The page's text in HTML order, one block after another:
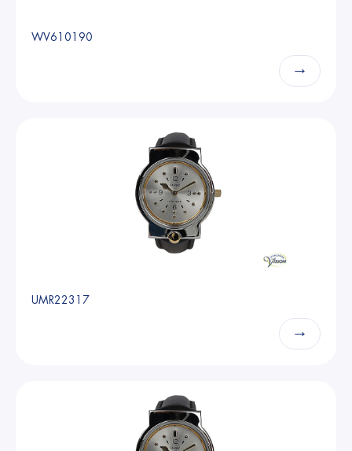
WV610190
→
UMR22317
→